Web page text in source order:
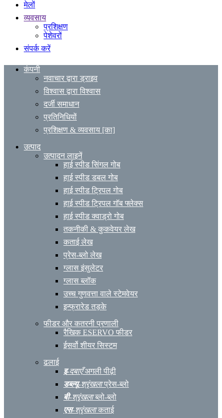
मेलों
व्यवसाय
प्रशिक्षण
पेशेवरों
संपर्क करें
कंपनी
नवाचार द्वारा ड्राइव
विश्वास द्वारा विश्वास
दर्जी समाधान
प्रतिनिधियों
प्रशिक्षण & व्यवसाय [का]
उत्पाद
उत्पादन लाइनें
हाई स्पीड सिंगल गोब
हाई स्पीड डबल गोब
हाई स्पीड ट्रिपल गोब
हाई स्पीड ट्रिपल गॉब फ्लेक्स
हाई स्पीड क्वाड्रो गोब
तकनीकी & कुकवेयर लेख
कताई लेख
प्रेस-ब्लो लेख
ग्लास इंसुलेटर
ग्लास ब्लॉक
उच्च गुणवत्ता वाले स्टेमवेयर
इन्फ्रारेड तड़के
फीडर और कतरनी प्रणाली
रैखिक ESERVO फीडर
ईसर्वो शीयर सिस्टम
ढलाई
इ-दबाएँअगली पीढ़ी
डब्ल्यू-श्रृंखलाप्रेस-ब्लो
बी-श्रृंखलाब्लो-ब्लो
एस-श्रृंखलाकताई